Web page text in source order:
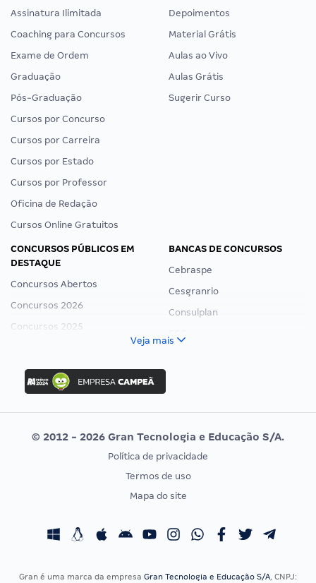
Assinatura Ilimitada
Coaching para Concursos
Exame de Ordem
Graduação
Pós-Graduação
Cursos por Concurso
Cursos por Carreira
Cursos por Estado
Cursos por Professor
Oficina de Redação
Cursos Online Gratuitos
Depoimentos
Material Grátis
Aulas ao Vivo
Aulas Grátis
Sugerir Curso
CONCURSOS PÚBLICOS EM
DESTAQUE
Concursos Abertos
Concursos 2026
Concursos 2025
Concurso Nacional Unificado
Concurso Ibama
Concurso MPU
Editais publicados
BANCAS DE CONCURSOS
Cebraspe
Cesgranrio
Consulplan
Vunesp
CONCURSOS POR PROFISSÃO
Concursos Fiscais
EXAME DE ORDEM
Calendário OAB
Veja mais
© 2012 - 2026 Gran Tecnologia e Educação S/A.
Política de privacidade
Termos de uso
Mapa do site
Gran é uma marca da empresa Gran Tecnologia e Educação S/A, CNPJ: